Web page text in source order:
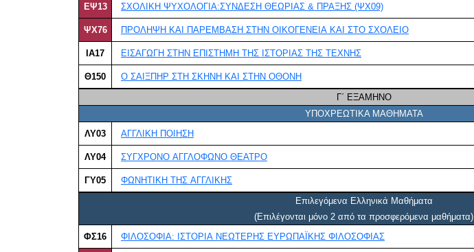
ΕΨ13 ΣΧΟΛΙΚΗ ΨΥΧΟΛΟΓΙΑ:ΣΥΝΔΕΣΗ ΘΕΩΡΙΑΣ & ΠΡΑΞΗΣ (ΨΧ09)
ΨΧ76 ΠΡΟΛΗΨΗ ΚΑΙ ΠΑΡΕΜΒΑΣΗ ΣΤΗΝ ΟΙΚΟΓΕΝΕΙΑ ΚΑΙ ΣΤΟ ΣΧΟΛΕΙΟ
ΙΑ17 ΕΙΣΑΓΩΓΗ ΣΤΗΝ ΕΠΙΣΤΗΜΗ ΤΗΣ ΙΣΤΟΡΙΑΣ ΤΗΣ ΤΕΧΝΗΣ
Θ150
Ο ΣΑΙΞΠΗΡ ΣΤΗ ΣΚΗΝΗ ΚΑΙ ΣΤΗΝ ΟΘΟΝΗ
Γ΄ ΕΞΑΜΗΝΟ
ΥΠΟΧΡΕΩΤΙΚΑ ΜΑΘΗΜΑΤΑ
ΛΥ03
ΑΓΓΛΙΚΗ ΠΟΙΗΣΗ
ΛΥ04 ΣΥΓΧΡΟΝΟ ΑΓΓΛΟΦΩΝΟ ΘΕΑΤΡΟ
ΓΥ05
ΦΩΝΗΤΙΚΗ ΤΗΣ ΑΓΓΛΙΚΗΣ
Επιλεγόμενα Ελληνικά Μαθήματα
(Επιλέγονται μόνο 2 από τα προσφερόμενα μαθήματα)
ΦΣ16
ΦΙΛΟΣΟΦΙΑ: ΙΣΤΟΡΙΑ ΝΕΩΤΕΡΗΣ ΕΥΡΩΠΑΪKHΣ ΦΙΛΟΣΟΦΙΑΣ